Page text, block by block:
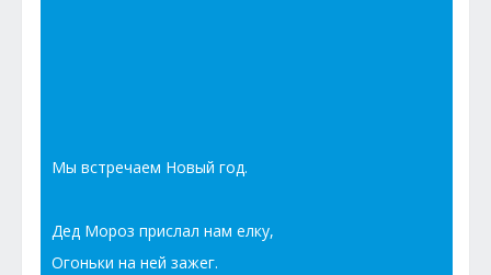
Мы встречаем Новый год.
Дед Мороз прислал нам елку,
Огоньки на ней зажег.